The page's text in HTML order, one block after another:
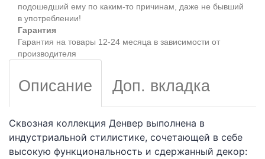
подошедший eмy по каким-то причинам, даже не бывший
в употреблении!
Гарантия
Гарантия на товары 12-24 месяца в зависимости от
производителя
Описание Доп. вкладка
Сквозная коллекция Денвер выполнена в
индустриальной стилистике, сочетающей в себе
высокую функциональность и сдержанный декор: